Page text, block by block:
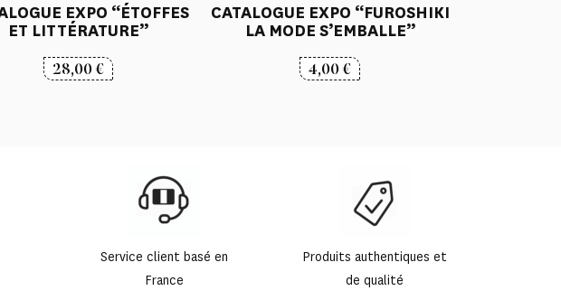
EXPO “ÉTOFFES
ET LITTÉRATURE”
28,00€
CATALOGUE EXPO “FUROSHIKI
LA MODE S’EMBALLE”
4,00€
Service client basé en
France
Produits authentiques et
de qualité